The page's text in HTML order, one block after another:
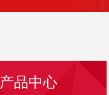
产品中心